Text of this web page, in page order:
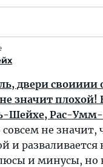
двери своииии
значит
Шейхе, Рас-
не значит,
и разваливается
и минусы, но